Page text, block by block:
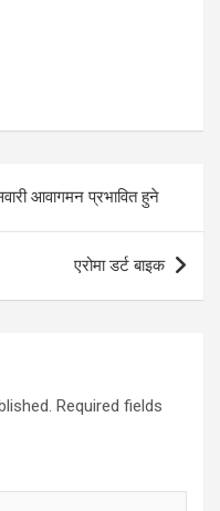
आवागमन प्रभावित हुने
एरोमा डर्ट बाइक
Required fields